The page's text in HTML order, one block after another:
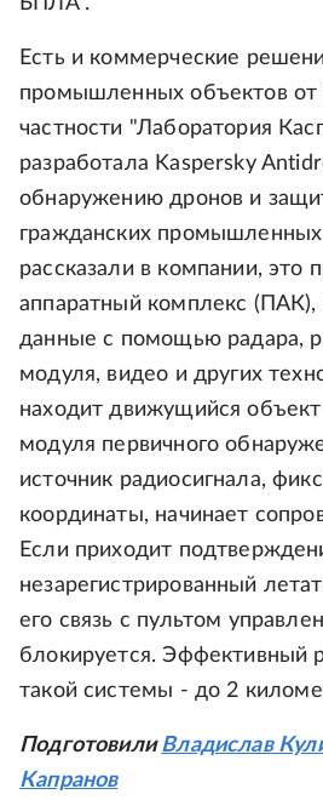
Есть и коммерческие
промышленных объектов от
частности "Лаборатория
разработала Kaspersky
обнаружению дронов и
гражданских
рассказали в компании, это
аппаратный комплекс (ПАК),
данные с помощью радара,
модуля, видео и других
находит движущийся
модуля первичного
источник радиосигнала,
координаты, начинает
Если приходит
незарегистрированный
его связь с пультом
блокируется. Эффективный
такой системы - до 2
ПодготовилиВладислав
Капранов